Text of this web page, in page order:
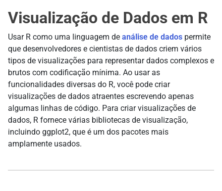
Visualização de Dados em R
Usar R como uma linguagem de análise de dados permite
que desenvolvedores e cientistas de dados criem vários
tipos de visualizações para representar dados complexos e
brutos com codificação mínima. Ao usar as
funcionalidades diversas do R, você pode criar
visualizações de dados atraentes escrevendo apenas
algumas linhas de código. Para criar visualizações de
dados, R fornece várias bibliotecas de visualização,
incluindo ggplot2, que é um dos pacotes mais
amplamente usados.